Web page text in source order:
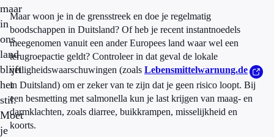
maar
in
ons
land
blijft
het
stil.
Moet
je
Maar woon je in de grensstreek en doe je regelmatig
boodschappen in Duitsland? Of heb je recent instantnoedels
meegenomen vanuit een ander Europees land waar wel een
terugroepactie geldt? Controleer in dat geval de lokale
veiligheidswaarschuwingen (zoals Lebensmittelwarnung.de
in Duitsland) om er zeker van te zijn dat je geen risico loopt. Bij
een besmetting met salmonella kun je last krijgen van maag- en
darmklachten, zoals diarree, buikkrampen, misselijkheid en
koorts.